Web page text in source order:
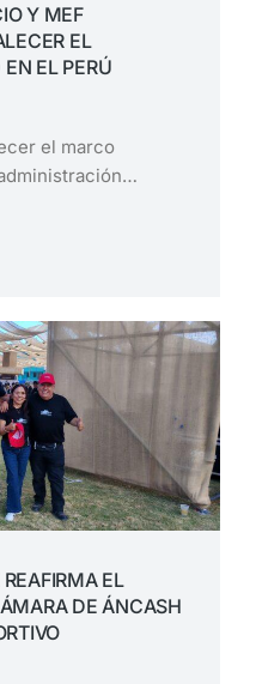
Y MEF
EL
EL PERÚ
el marco
EL
DE ÁNCASH